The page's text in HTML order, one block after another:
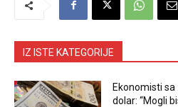
IZ ISTE KATEGORIJE
Ekonomisti
dolar: “Mogli